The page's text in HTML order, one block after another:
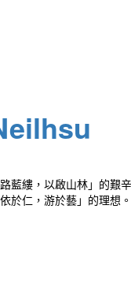
縷，以啟山林」的
仁，游於藝」的理想